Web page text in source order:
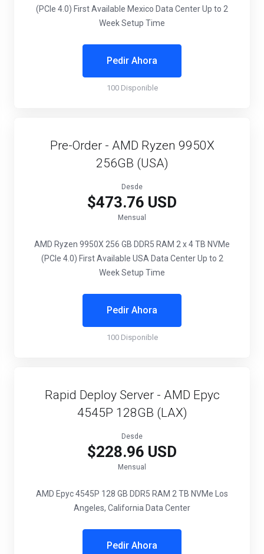
(PCIe 4.0) First Available Mexico Data CenterUp to 2
Week Setup Time
Pedir Ahora
100 Disponible
Pre-Order - AMD Ryzen 9950X
256GB (USA)
Desde
$473.76 USD
Mensual
AMD Ryzen 9950X 256 GB DDR5 RAM 2 x 4 TB NVMe
(PCIe 4.0) First Available USA Data CenterUp to 2
Week Setup Time
Pedir Ahora
100 Disponible
Rapid Deploy Server - AMD Epyc
4545P 128GB (LAX)
Desde
$228.96 USD
Mensual
AMD Epyc 4545P 128 GB DDR5 RAM 2 TB NVMe Los
Angeles, California Data Center
Pedir Ahora